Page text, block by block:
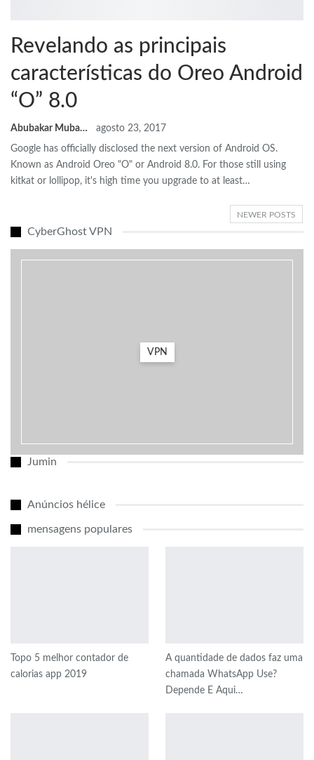
Revelando as principais
características do Oreo Android
“O” 8.0
Abubakar Mubarak agosto 23, 2017
Google has officially disclosed the next version of Android OS.
Known as Android Oreo "O" or Android 8.0. For those still using
kitkat or lollipop, it's high time you upgrade to at least…
NEWER POSTS
CyberGhost VPN
VPN
Jumin
Anúncios hélice
mensagens populares
Topo 5 melhor contador de
calorias app 2019
A quantidade de dados faz uma
chamada WhatsApp Use?
Depende E Aqui…